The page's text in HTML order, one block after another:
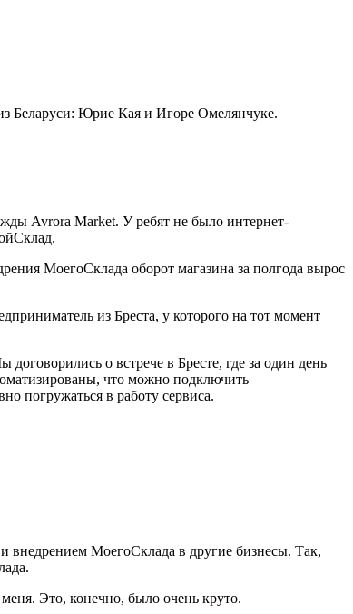
Беларуси: Юрие Кая и Игоре Омелянчуке.
Avrora Market. У ребят не было интернет-
МоегоСклада оборот магазина за полгода вырос
из Бреста, у которого на тот момент
о встрече в Бресте, где за один день
что можно подключить
погружаться в работу сервиса.
внедрением МоегоСклада в другие бизнесы. Так,
Это, конечно, было очень круто.